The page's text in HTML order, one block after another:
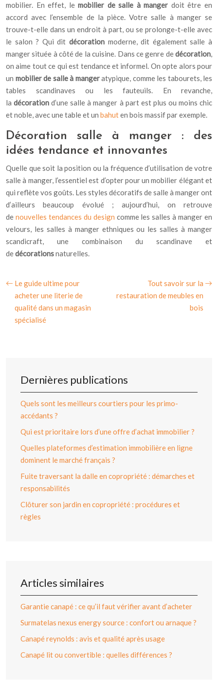
mobilier. En effet, lemobilier de salle à manger doit être en
accord avec l’ensemble de la pièce. Votre salle à manger se
trouve-t-elle dans un endroit à part, ou se prolonge-t-elle avec
le salon ? Qui dit décoration moderne, dit également salle à
manger située à côté de la cuisine. Dans ce genre dedécoration,
on aime tout ce qui est tendance et informel. On opte alors pour
un mobilier de salle à mangeratypique, comme les tabourets, les
tables scandinaves ou les fauteuils. En revanche,
ladécorationd’une salle à manger à part est plus ou moins chic
et noble, avec une table et un bahuten bois massif par exemple.
Décoration salle à manger : des
idées tendance et innovantes
Quelle que soit la position ou la fréquence d’utilisation de votre
salle à manger, l’essentiel est d’opter pour un mobilier élégant et
qui reflète vos goûts. Les styles décoratifs de salle à manger ont
d’ailleurs beaucoup évolué ; aujourd’hui, on retrouve
de nouvelles tendances du design comme les salles à manger en
velours, les salles à manger ethniques ou les salles à manger
scandicraft, une combinaison du scandinave et
dedécorationsnaturelles.
Le guide ultime pour
acheter une literie de
qualité dans un magasin
spécialisé
Tout savoir sur la
restauration de meubles en
bois
Dernières publications
Quels sont les meilleurs courtiers pour les primo-
accédants ?
Qui est prioritaire lors d’une offre d’achat immobilier ?
Quelles plateformes d’estimation immobilière en ligne
dominent le marché français ?
Fuite traversant la dalle en copropriété : démarches et
responsabilités
Clôturer son jardin en copropriété : procédures et
règles
Articles similaires
Garantie canapé : ce qu’il faut vérifier avant d’acheter
Surmatelas nexus energy source : confort ou arnaque ?
Canapé reynolds : avis et qualité après usage
Canapé lit ou convertible : quelles différences ?